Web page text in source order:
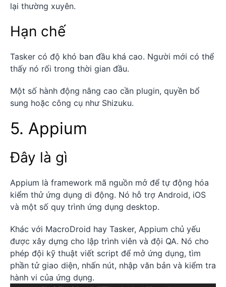
lại thường xuyên.
Hạn chế
Tasker có độ khó ban đầu khá cao. Người mới có thể
thấy nó rối trong thời gian đầu.
Một số hành động nâng cao cần plugin, quyền bổ
sung hoặc công cụ như Shizuku.
5. Appium
Đây là gì
Appium là framework mã nguồn mở để tự động hóa
kiểm thử ứng dụng di động. Nó hỗ trợ Android, iOS
và một số quy trình ứng dụng desktop.
Khác với MacroDroid hay Tasker, Appium chủ yếu
được xây dựng cho lập trình viên và đội QA. Nó cho
phép đội kỹ thuật viết script để mở ứng dụng, tìm
phần tử giao diện, nhấn nút, nhập văn bản và kiểm tra
hành vi của ứng dụng.